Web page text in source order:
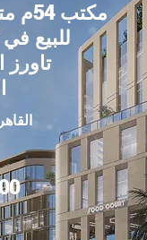
مكتب
للبيع في
تاورز